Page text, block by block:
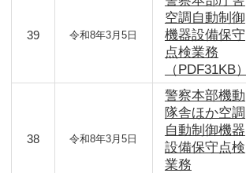
39 令和8年3月5日
空調自動制御
機器設備保守
点検業務
（PDF31KB）
38 令和8年3月5日
警察本部機動
隊舎ほか空調
自動制御機器
設備保守点検
業務